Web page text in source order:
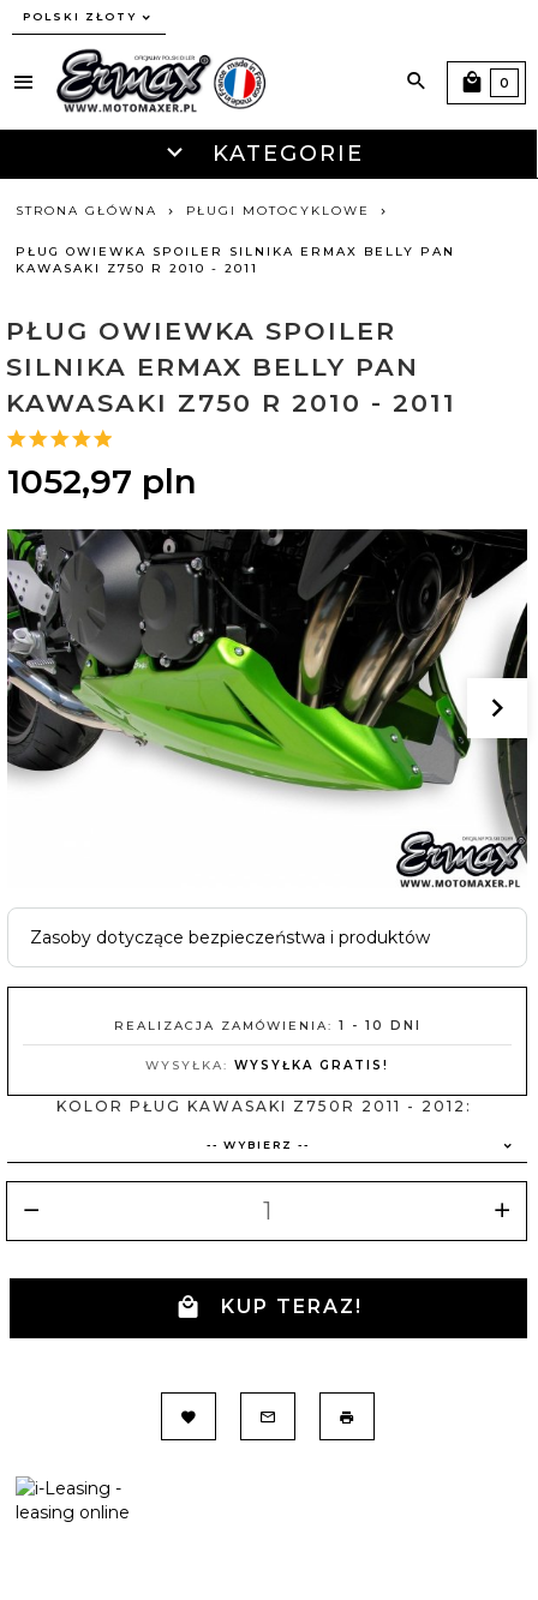
currency_h
POLSKI ZŁOTY
KATEGORIE
0
STRONA GŁÓWNA PŁUGI MOTOCYKLOWE
PŁUG OWIEWKA SPOILER SILNIKA ERMAX BELLY PAN
KAWASAKI Z750 R 2010 - 2011
PŁUG OWIEWKA SPOILER
SILNIKA ERMAX BELLY PAN
KAWASAKI Z750 R 2010 - 2011
1052,97 pln
Zasoby dotyczące bezpieczeństwa i produktów
REALIZACJA ZAMÓWIENIA: 1 - 10 DNI
WYSYŁKA: WYSYŁKA GRATIS!
KOLOR PŁUG KAWASAKI Z750R 2011 - 2012:
-- WYBIERZ --
KUP TERAZ!